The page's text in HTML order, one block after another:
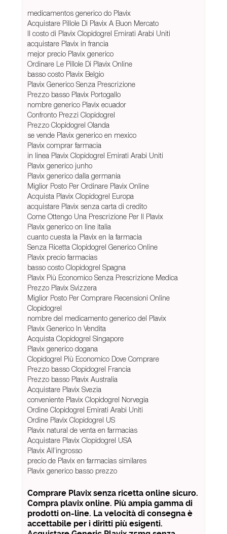
medicamentos generico do Plavix
Acquistare Pillole Di Plavix A Buon Mercato
Il costo di Plavix Clopidogrel Emirati Arabi Uniti
acquistare Plavix in francia
mejor precio Plavix generico
Ordinare Le Pillole Di Plavix Online
basso costo Plavix Belgio
Plavix Generico Senza Prescrizione
Prezzo basso Plavix Portogallo
nombre generico Plavix ecuador
Confronto Prezzi Clopidogrel
Prezzo Clopidogrel Olanda
se vende Plavix generico en mexico
Plavix comprar farmacia
in linea Plavix Clopidogrel Emirati Arabi Uniti
Plavix generico junho
Plavix generico dalla germania
Miglior Posto Per Ordinare Plavix Online
Acquista Plavix Clopidogrel Europa
acquistare Plavix senza carta di credito
Come Ottengo Una Prescrizione Per Il Plavix
Plavix generico on line italia
cuanto cuesta la Plavix en la farmacia
Senza Ricetta Clopidogrel Generico Online
Plavix precio farmacias
basso costo Clopidogrel Spagna
Plavix Più Economico Senza Prescrizione Medica
Prezzo Plavix Svizzera
Miglior Posto Per Comprare Recensioni Online
Clopidogrel
nombre del medicamento generico del Plavix
Plavix Generico In Vendita
Acquista Clopidogrel Singapore
Plavix generico dogana
Clopidogrel Più Economico Dove Comprare
Prezzo basso Clopidogrel Francia
Prezzo basso Plavix Australia
Acquistare Plavix Svezia
conveniente Plavix Clopidogrel Norvegia
Ordine Clopidogrel Emirati Arabi Uniti
Ordine Plavix Clopidogrel US
Plavix natural de venta en farmacias
Acquistare Plavix Clopidogrel USA
Plavix All’ingrosso
precio de Plavix en farmacias similares
Plavix generico basso prezzo
Comprare Plavix senza ricetta online sicuro.
Compra plavix online. Più ampia gamma di
prodotti on-line. La velocità di consegna è
accettabile per i diritti più esigenti.